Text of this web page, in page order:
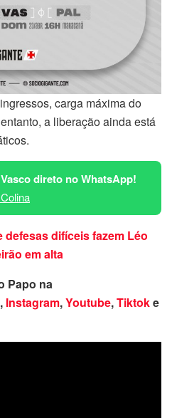
carga máxima do
a liberação ainda está
direto no WhatsApp!
difíceis fazem Léo
em alta
Papo na
, Instagram,Youtube,Tiktoke